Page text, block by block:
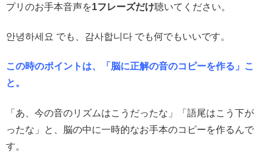
プリのお手本音声を1フレーズだけ聴いてください。
안녕하세요 でも、감사합니다 でも何でもいいです。
この時のポイントは、「脳に正解の音のコピーを作る」こ
と。
「あ、今の音のリズムはこうだったな」「語尾はこう下が
ったな」と、脳の中に一時的なお手本のコピーを作るんで
す。